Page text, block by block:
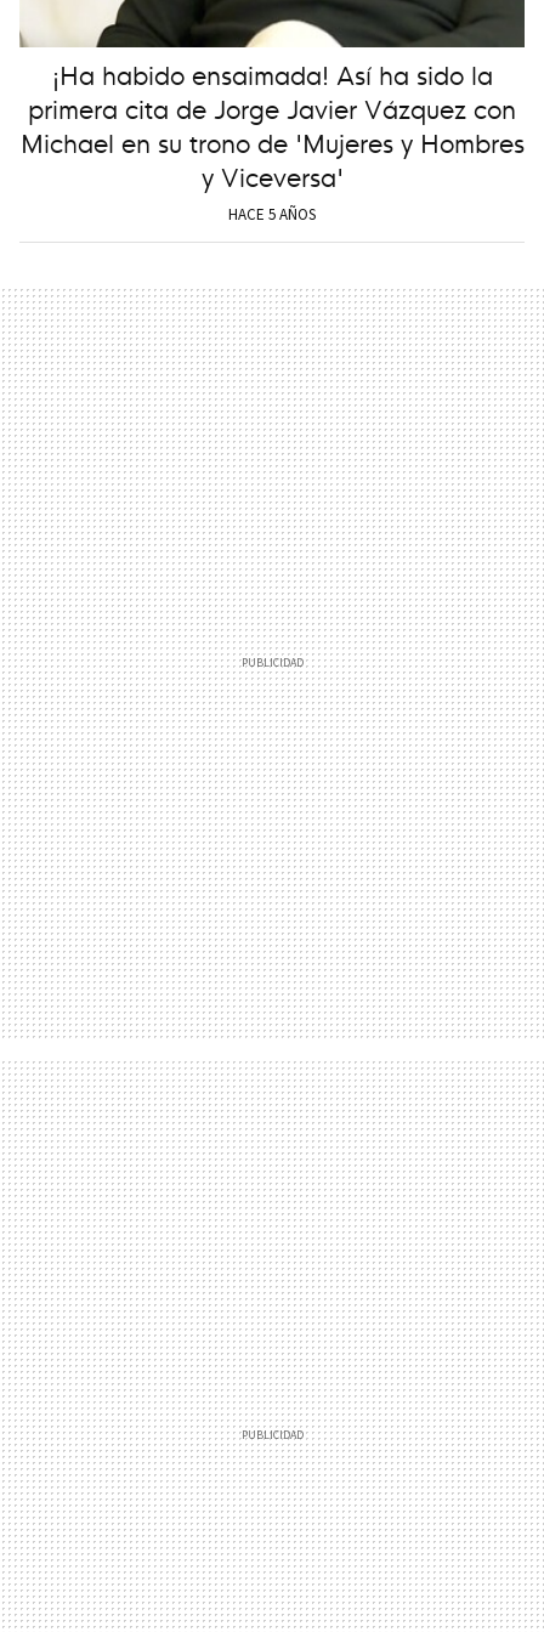
¡Ha habido ensaimada! Así ha sido la
primera cita de Jorge Javier Vázquez con
Michael en su trono de 'Mujeres y Hombres
y Viceversa'
HACE 5 AÑOS